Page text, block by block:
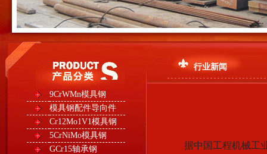
9CrWMn模具钢
模具钢配件导向件
Cr12Mo1V1模具钢
5CrNiMo模具钢
GCr15轴承钢
行业新闻
据中国工程机械工